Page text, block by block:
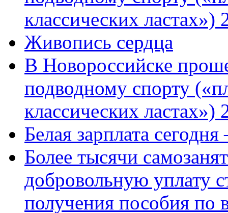
классических
Живопись сердца
В Новороссийске
подводному спорту
классических ластах»)
Белая зарплата
Более тысячи
добровольную уплату
получения пособия по